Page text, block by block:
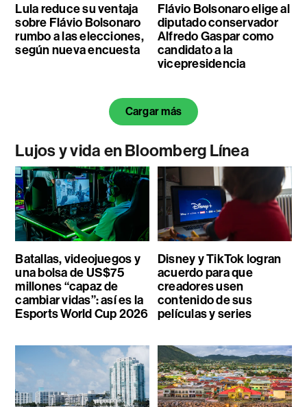
Lula reduce su ventaja
sobre Flávio Bolsonaro
rumbo a las elecciones,
según nueva encuesta
Flávio Bolsonaro elige al
diputado conservador
Alfredo Gaspar como
candidato a la
vicepresidencia
Cargar más
Lujos y vida en Bloomberg Línea
Batallas, videojuegos y
una bolsa de US$75
millones “capaz de
cambiar vidas”: así es la
Esports World Cup 2026
Disney y TikTok logran
acuerdo para que
creadores usen
contenido de sus
películas y series